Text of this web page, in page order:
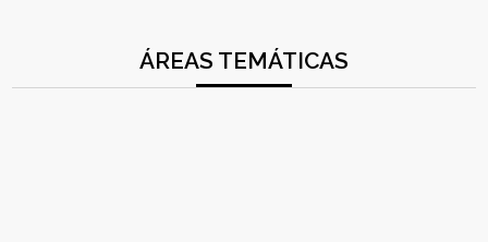
ÁREAS TEMÁTICAS